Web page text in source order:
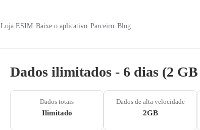
Loja ESIM Baixe o aplicativo Parceiro Blog
Dados ilimitados - 6 dias (2
Dados totais
Ilimitado
Dados de alta velocidade
2GB